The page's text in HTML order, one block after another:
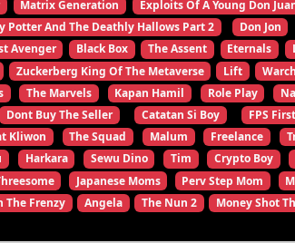
Matrix Generation Exploits Of A Young Don
Potter And The Deathly Hallows Part 2 Don Jon
Avenger Black Box The Assent Eternals
Zuckerberg King Of The Metaverse Lift
The Marvels Kapan Hamil Role Play
Dont Buy The Seller Catatan Si Boy FPS
Kliwon The Squad Malum Freelance
Harkara Sewu Dino Tim Crypto Boy
Japanese Moms Perv Step Mom
The Frenzy Angela The Nun 2 Money Shot